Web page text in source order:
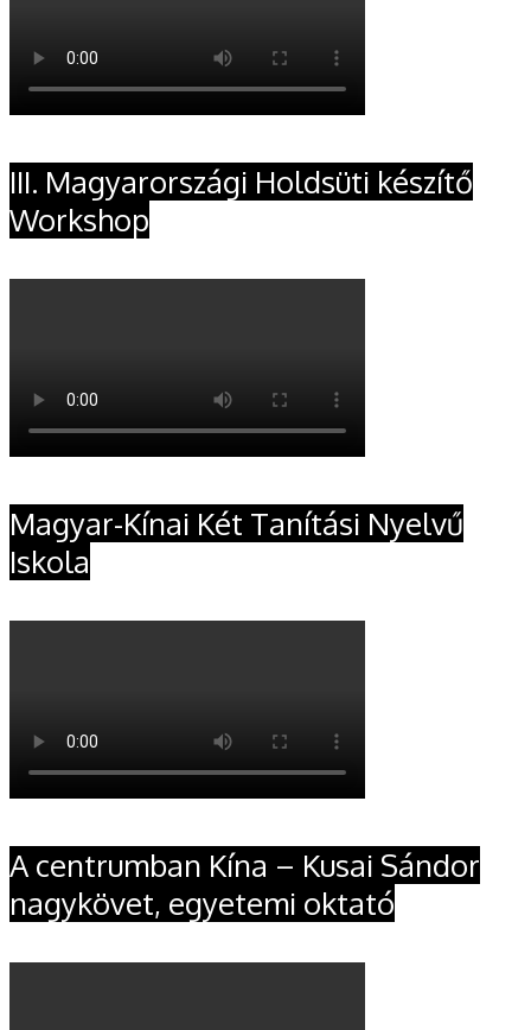
III. Magyarországi Holdsüti készítő
Workshop
Magyar-Kínai Két Tanítási Nyelvű
Iskola
A centrumban Kína – Kusai Sándor
nagykövet, egyetemi oktató